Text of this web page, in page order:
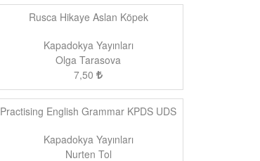
Rusca Hikaye Aslan Köpek
Kapadokya Yayınları
Olga Tarasova
7,50
Practising English Grammar KPDS UDS
Kapadokya Yayınları
Nurten Tol